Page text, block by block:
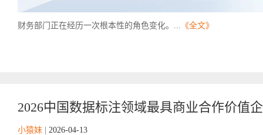
财务部门正在经历一次根本性的角色变化。... 《全文》
2026中国数据标注领域最具商业合作价值
小猿妹 2026-04-13